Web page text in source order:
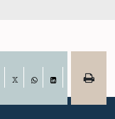
Facebook